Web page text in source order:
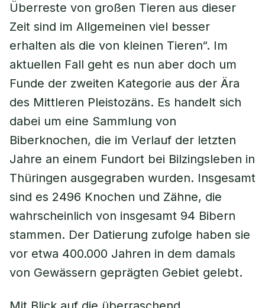
Überreste von großen Tieren aus dieser
Zeit sind im Allgemeinen viel besser
erhalten als die von kleinen Tieren“. Im
aktuellen Fall geht es nun aber doch um
Funde der zweiten Kategorie aus der Ära
des Mittleren Pleistozäns. Es handelt sich
dabei um eine Sammlung von
Biberknochen, die im Verlauf der letzten
Jahre an einem Fundort bei Bilzingsleben in
Thüringen ausgegraben wurden. Insgesamt
sind es 2496 Knochen und Zähne, die
wahrscheinlich von insgesamt 94 Bibern
stammen. Der Datierung zufolge haben sie
vor etwa 400.000 Jahren in dem damals
von Gewässern geprägten Gebiet gelebt.